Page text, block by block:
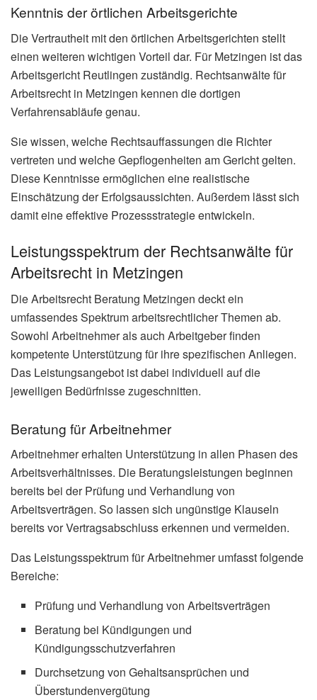
Kenntnis der örtlichen Arbeitsgerichte
Die Vertrautheit mit den örtlichen Arbeitsgerichten stellt
einen weiteren wichtigen Vorteil dar. Für Metzingen ist das
Arbeitsgericht Reutlingen zuständig. Rechtsanwälte für
Arbeitsrecht in Metzingen kennen die dortigen
Verfahrensabläufe genau.
Sie wissen, welche Rechtsauffassungen die Richter
vertreten und welche Gepflogenheiten am Gericht gelten.
Diese Kenntnisse ermöglichen eine realistische
Einschätzung der Erfolgsaussichten. Außerdem lässt sich
damit eine effektive Prozessstrategie entwickeln.
Leistungsspektrum der Rechtsanwälte für
Arbeitsrecht in Metzingen
Die Arbeitsrecht Beratung Metzingen deckt ein
umfassendes Spektrum arbeitsrechtlicher Themen ab.
Sowohl Arbeitnehmer als auch Arbeitgeber finden
kompetente Unterstützung für ihre spezifischen Anliegen.
Das Leistungsangebot ist dabei individuell auf die
jeweiligen Bedürfnisse zugeschnitten.
Beratung für Arbeitnehmer
Arbeitnehmer erhalten Unterstützung in allen Phasen des
Arbeitsverhältnisses. Die Beratungsleistungen beginnen
bereits bei der Prüfung und Verhandlung von
Arbeitsverträgen. So lassen sich ungünstige Klauseln
bereits vor Vertragsabschluss erkennen und vermeiden.
Das Leistungsspektrum für Arbeitnehmer umfasst folgende
Bereiche:
Prüfung und Verhandlung von Arbeitsverträgen
Beratung bei Kündigungen und
Kündigungsschutzverfahren
Durchsetzung von Gehaltsansprüchen und
Überstundenvergütung